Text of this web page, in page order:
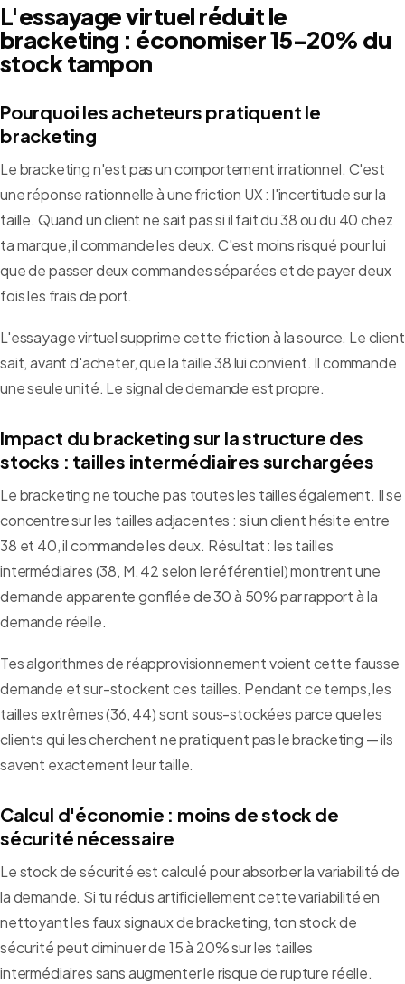
L'essayage virtuel réduit le
bracketing : économiser 15-20% du
stock tampon
Pourquoi les acheteurs pratiquent le
bracketing
Le bracketing n'est pas un comportement irrationnel. C'est
une réponse rationnelle à une friction UX : l'incertitude sur la
taille. Quand un client ne sait pas si il fait du 38 ou du 40 chez
ta marque, il commande les deux. C'est moins risqué pour lui
que de passer deux commandes séparées et de payer deux
fois les frais de port.
L'essayage virtuel supprime cette friction à la source. Le client
sait, avant d'acheter, que la taille 38 lui convient. Il commande
une seule unité. Le signal de demande est propre.
Impact du bracketing sur la structure des
stocks : tailles intermédiaires surchargées
Le bracketing ne touche pas toutes les tailles également. Il se
concentre sur les tailles adjacentes : si un client hésite entre
38 et 40, il commande les deux. Résultat : les tailles
intermédiaires (38, M, 42 selon le référentiel) montrent une
demande apparente gonflée de 30 à 50% par rapport à la
demande réelle.
Tes algorithmes de réapprovisionnement voient cette fausse
demande et sur-stockent ces tailles. Pendant ce temps, les
tailles extrêmes (36, 44) sont sous-stockées parce que les
clients qui les cherchent ne pratiquent pas le bracketing — ils
savent exactement leur taille.
Calcul d'économie : moins de stock de
sécurité nécessaire
Le stock de sécurité est calculé pour absorber la variabilité de
la demande. Si tu réduis artificiellement cette variabilité en
nettoyant les faux signaux de bracketing, ton stock de
sécurité peut diminuer de 15 à 20% sur les tailles
intermédiaires sans augmenter le risque de rupture réelle.